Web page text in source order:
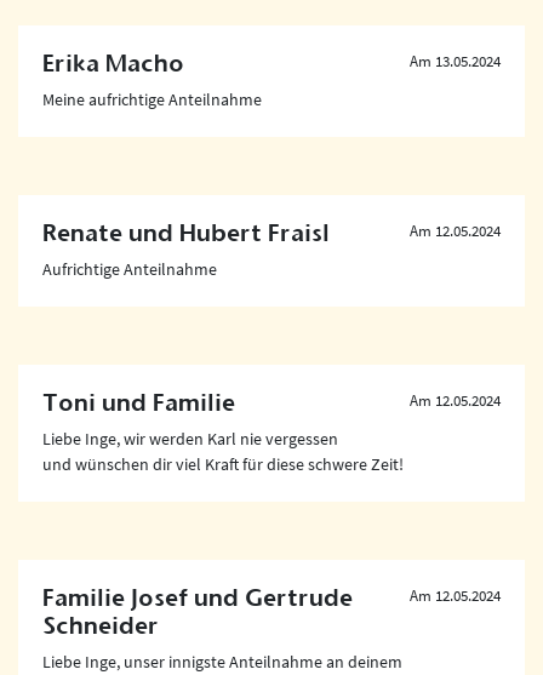
Am 13.05.2024
Erika Macho
Meine aufrichtige Anteilnahme
Am 12.05.2024
Renate und Hubert Fraisl
Aufrichtige Anteilnahme
Am 12.05.2024
Toni und Familie
Liebe Inge, wir werden Karl nie vergessen
und wünschen dir viel Kraft für diese schwere Zeit!
Am 12.05.2024
Familie Josef und Gertrude
Schneider
Liebe Inge, unser innigste Anteilnahme an deinem